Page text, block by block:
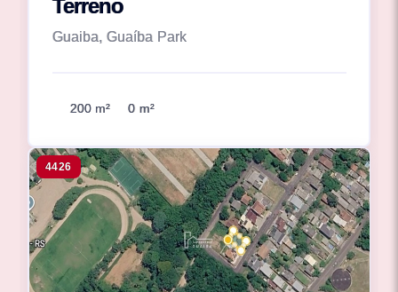
Terreno
Guaiba, Guaíba Park
200 m² 0 m²
4426